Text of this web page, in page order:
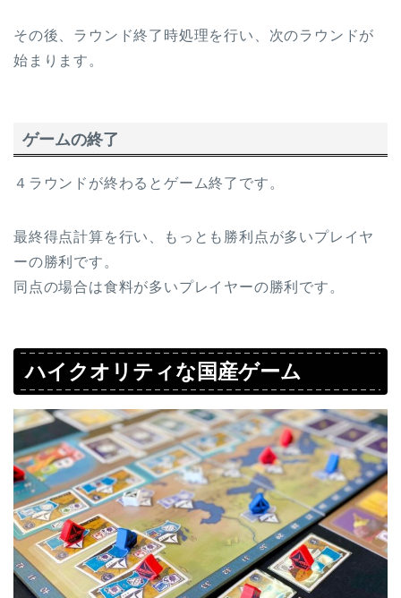
その後、ラウンド終了時処理を行い、次のラウンドが
始まります。
ゲームの終了
４ラウンドが終わるとゲーム終了です。
最終得点計算を行い、もっとも勝利点が多いプレイヤ
ーの勝利です。
同点の場合は食料が多いプレイヤーの勝利です。
ハイクオリティな国産ゲーム